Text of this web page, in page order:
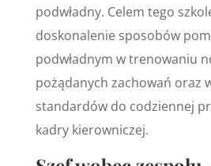
podwładny. Celem tego
doskonalenie sposobów
podwładnym w trenowaniu
pożądanych zachowań oraz
standardów do codziennej
kadry kierowniczej.